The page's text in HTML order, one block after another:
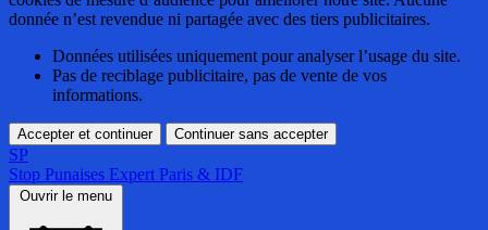
donnée n’est revendue ni partagée avec des tiers publicitaires.
Données utilisées uniquement pour analyser l’usage du site.
Pas de reciblage publicitaire, pas de vente de vos
informations.
Accepter et continuer Continuer sans accepter
SP
Stop Punaises Expert Paris & IDF
Ouvrir le menu